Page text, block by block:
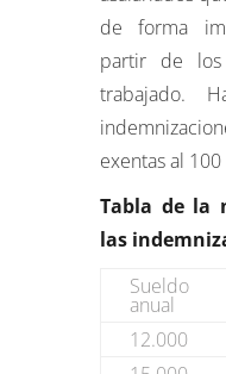
de forma
partir de
trabajado.
exentas al 100
Tabla de la
las
Sueldo
anual
12.000